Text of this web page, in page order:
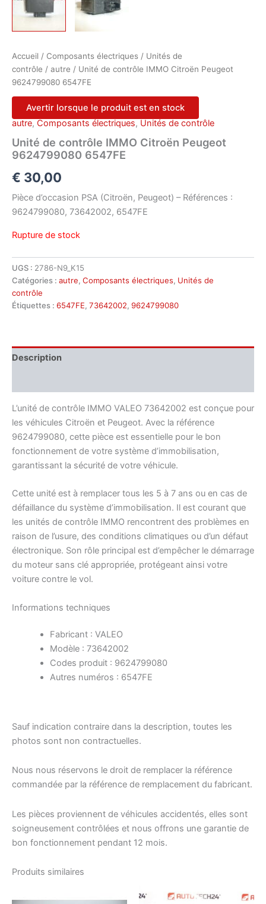
Accueil / Composants électriques / Unités de
contrôle / autre / Unité de contrôle IMMO Citroën Peugeot
9624799080 6547FE
Avertir lorsque le produit est en stock
autre, Composants électriques, Unités de contrôle
Unité de contrôle IMMO Citroën Peugeot
9624799080 6547FE
€ 30,00
Pièce d’occasion PSA (Citroën, Peugeot) – Références :
9624799080, 73642002, 6547FE
Rupture de stock
UGS : 2786-N9_K15
Catégories : autre, Composants électriques, Unités de
contrôle
Étiquettes : 6547FE, 73642002, 9624799080
Description
L’unité de contrôle IMMO VALEO 73642002 est conçue pour
les véhicules Citroën et Peugeot. Avec la référence
9624799080, cette pièce est essentielle pour le bon
fonctionnement de votre système d’immobilisation,
garantissant la sécurité de votre véhicule.
Cette unité est à remplacer tous les 5 à 7 ans ou en cas de
défaillance du système d’immobilisation. Il est courant que
les unités de contrôle IMMO rencontrent des problèmes en
raison de l’usure, des conditions climatiques ou d’un défaut
électronique. Son rôle principal est d’empêcher le démarrage
du moteur sans clé appropriée, protégeant ainsi votre
voiture contre le vol.
Informations techniques
Fabricant : VALEO
Modèle : 73642002
Codes produit : 9624799080
Autres numéros : 6547FE
Sauf indication contraire dans la description, toutes les
photos sont non contractuelles.
Nous nous réservons le droit de remplacer la référence
commandée par la référence de remplacement du fabricant.
Les pièces proviennent de véhicules accidentés, elles sont
soigneusement contrôlées et nous offrons une garantie de
bon fonctionnement pendant 12 mois.
Produits similaires